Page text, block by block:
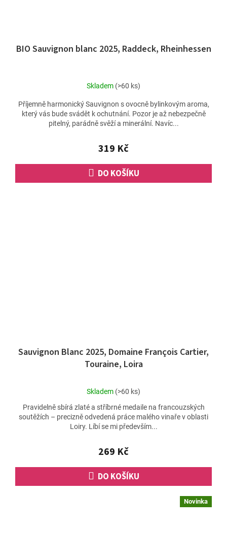
BIO Sauvignon blanc 2025, Raddeck, Rheinhessen
Skladem (>60 ks)
319 Kč
DO KOŠÍKU
Příjemně harmonický Sauvignon s ovocně bylinkovým aroma,
který vás bude svádět k ochutnání. Pozor je až nebezpečně
pitelný, parádně svěží a minerální. Navíc...
Sauvignon Blanc 2025, Domaine François Cartier,
Touraine, Loira
Průměrné
produktu
je
4,5
5
hvězdiček.
Skladem (>60 ks)
269 Kč
DO KOŠÍKU
Pravidelně sbírá zlaté a stříbrné medaile na francouzských
soutěžích – precizně odvedená práce malého vinaře v oblasti
Loiry. Líbí se mi především...
Novinka